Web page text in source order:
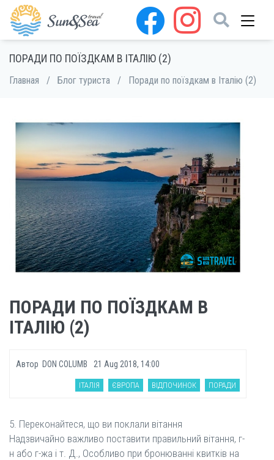
ПОРАДИ ПО ПОЇЗДКАМ В ІТАЛІЮ (2)
Главная / Блог туриста / Поради по поїздкам в Італію (2)
ПОРАДИ ПО ПОЇЗДКАМ В
ІТАЛІЮ (2)
Автор DON COLUMB 21 Aug 2018, 14:00
ІТАЛІЯ ЄВРОПА ВІДПОЧИНОК ПОРАДИ
5. Переконайтеся, що ви поклали вітання
Надзвичайно важливо поставити правильний вітання, г-
н або г-жа і т. Д., Особливо при бронюванні квитків на